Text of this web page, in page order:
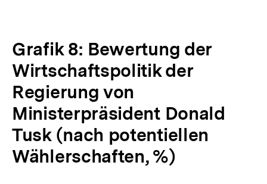
Grafik 8: Bewertung der
Wirtschaftspolitik der
Regierung von
Ministerpräsident Donald
Tusk (nach potentiellen
Wählerschaften, %)